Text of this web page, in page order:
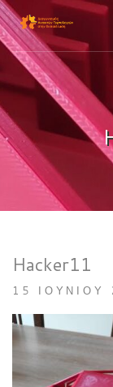
Hacker11
15 ΙΟΥΝΊΟΥ